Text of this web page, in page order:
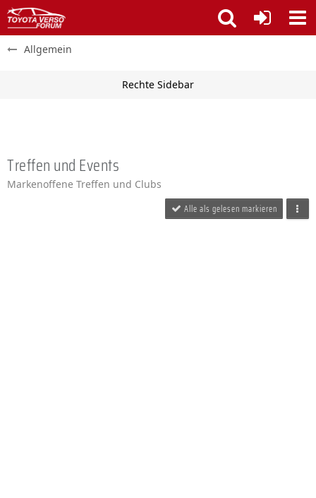
Allgemein
Treffen und Events
Markenoffene Treffen und Clubs
Alle als gelesen markieren